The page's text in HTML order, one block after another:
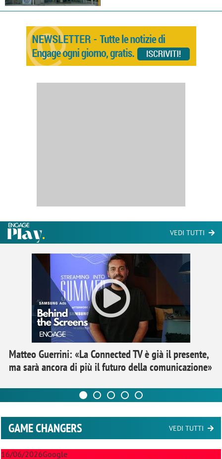
VEDI TUTTI
Matteo Guerrini: «La Connected TV è già il presente,
ma sarà ancora di più il futuro della comunicazione»
GAME CHANGERS VEDI TUTTI
16/06/2026Google